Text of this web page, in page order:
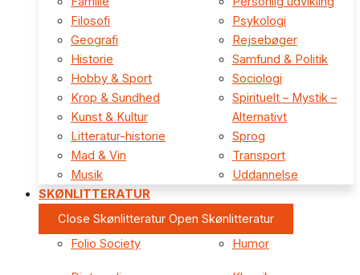
Filosofi
Geografi
Historie
Hobby & Sport
Krop & Sundhed
Kunst & Kultur
Litteratur-historie
Mad & Vin
Musik
Psykologi
Rejsebøger
Samfund & Politik
Sociologi
Spirituelt – Mystik –
Alternativt
Sprog
Transport
Uddannelse
SKØNLITTERATUR
Close Skønlitteratur Open Skønlitteratur
Folio Society
Humor